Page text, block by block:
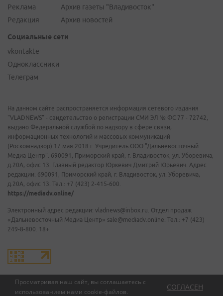
Просматривая наш сайт, вы соглашаетесь с
использованием нами cookie-файлов.
СОГЛАСЕН
Реклама
Редакция
Архив газеты "Владивосток"
Архив новостей
Социальные сети
vkontakte
Одноклассники
Телеграм
На данном сайте распространяется информация сетевого издания
"VLADNEWS" - свидетельство о регистрации СМИ ЭЛ № ФС 77 - 72742,
выдано Федеральной службой по надзору в сфере связи,
информационных технологий и массовых коммуникаций
(Роскомнадзор) 17 мая 2018 г. Учредитель ООО "Дальневосточный
Медиа Центр". 690091, Приморский край, г. Владивосток, ул. Уборевича,
д.20А, офис 13. Главный редактор Юркевич Дмитрий Юрьевич. Адрес
редакции: 690091, Приморский край, г. Владивосток, ул. Уборевича,
д.20А, офис 13. Тел.: +7 (423) 2-415-600.
https://mediadv.online/
Электронный адрес редакции: vladnews@inbox.ru. Отдел продаж
«Дальневосточный Медиа Центр» sale@mediadv.online. Тел.: +7 (423)
249-8-800. 18+